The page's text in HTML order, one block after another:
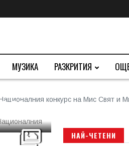
МУЗИКА РАЗКРИТИЯ
конкурс на Мис Свят и
и
НАЙ-ЧЕТЕНИ